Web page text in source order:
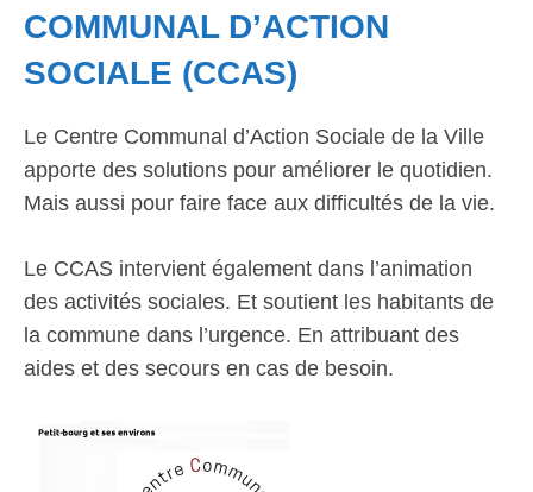
COMMUNAL D’ACTION
SOCIALE (CCAS)
Le Centre Communal d’Action Sociale de la Ville
apporte des solutions pour améliorer le quotidien.
Mais aussi pour faire face aux difficultés de la vie.
Le CCAS intervient également dans l’animation
des activités sociales. Et soutient les habitants de
la commune dans l’urgence. En attribuant des
aides et des secours en cas de besoin.